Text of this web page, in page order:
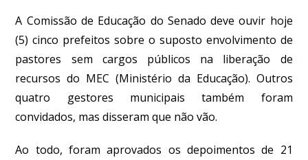
A Comissão de Educação do Senado deve ouvir hoje
(5) cinco prefeitos sobre o suposto envolvimento de
pastores sem cargos públicos na liberação de
recursos do MEC (Ministério da Educação). Outros
quatro gestores municipais também foram
convidados, mas disseram que não vão.
Ao todo, foram aprovados os depoimentos de 21